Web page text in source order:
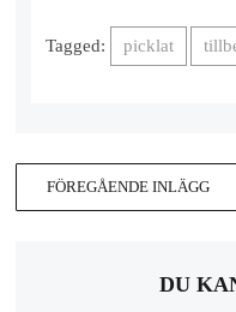
Tagged: picklat
FÖREGÅENDE INLÄGG
DU